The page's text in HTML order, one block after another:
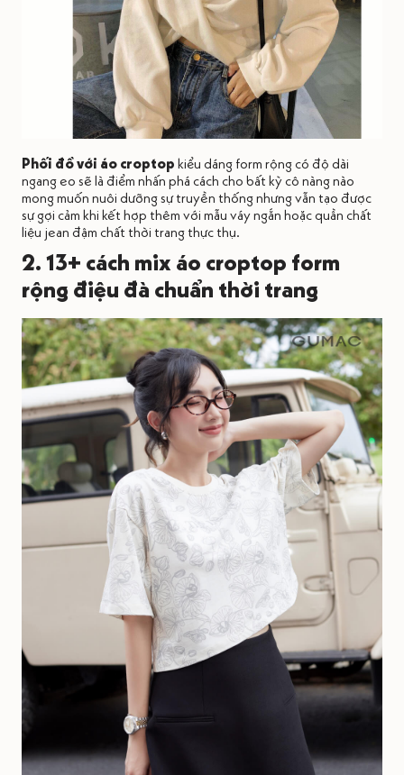
Phối đồ với áo croptop kiểu dáng form rộng có độ dài
ngang eo sẽ là điểm nhấn phá cách cho bất kỳ cô nàng nào
mong muốn nuôi dưỡng sự truyền thống nhưng vẫn tạo được
sự gợi cảm khi kết hợp thêm với mẫu váy ngắn hoặc quần chất
liệu jean đậm chất thời trang thực thụ.
2. 13+ cách mix áo croptop form
rộng điệu đà chuẩn thời trang